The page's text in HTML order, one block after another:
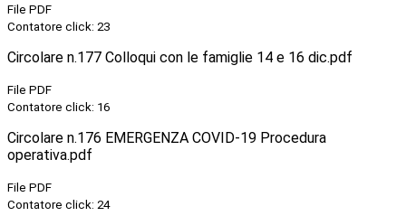
File PDF
Contatore click: 23
Circolare n.177 Colloqui con le famiglie 14 e 16 dic.pdf
File PDF
Contatore click: 16
Circolare n.176 EMERGENZA COVID-19 Procedura
operativa.pdf
File PDF
Contatore click: 24